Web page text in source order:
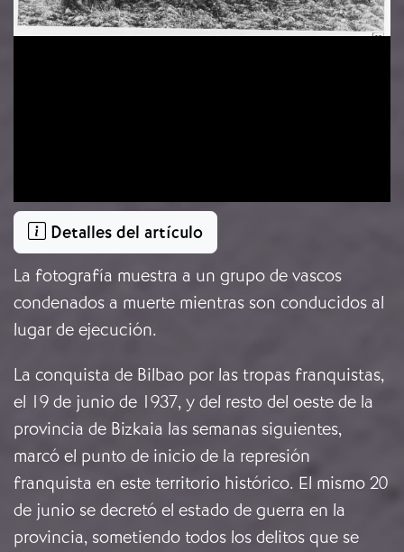
Detalles del artículo
La fotografía muestra a un grupo de vascos
condenados a muerte mientras son conducidos al
lugar de ejecución.
La conquista de Bilbao por las tropas franquistas,
el 19 de junio de 1937, y del resto del oeste de la
provincia de Bizkaia las semanas siguientes,
marcó el punto de inicio de la represión
franquista en este territorio histórico. El mismo 20
de junio se decretó el estado de guerra en la
provincia, sometiendo todos los delitos que se